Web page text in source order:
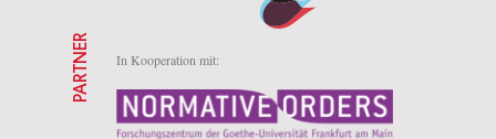
In Kooperation mit:
PARTNER